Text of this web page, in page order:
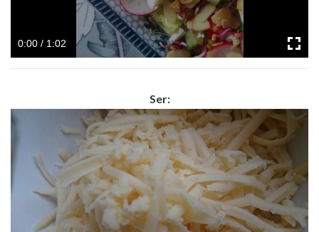
0:00 / 1:02
Ser: